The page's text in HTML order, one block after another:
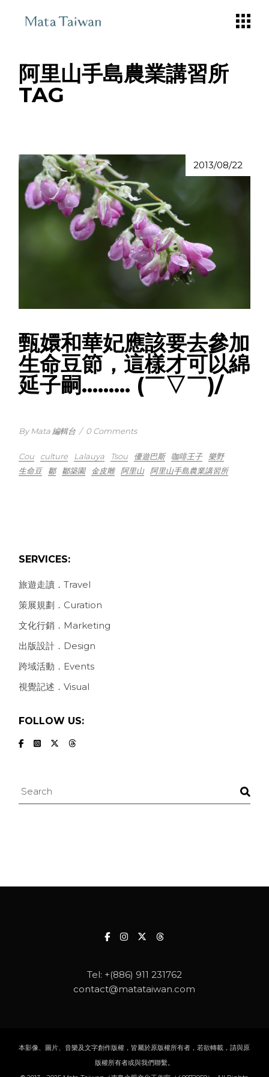
阿里山手島農業講習所
TAG
2013/08/22
甄嬛和華妃應該要去參加
生命豆節，這樣才可以綿
延子嗣……… (￣▽￣)/
By Mata 編輯台 / 0 Comments
Cou culture Lalauya Tsou 優遊巴斯 咖啡王子
樂野
生命豆
鄒 鄒築園 金皮雕 阿里山 阿里山手島農業講習所
SERVICES:
旅遊走讀．Travel
策展規劃．Curation
文化行銷．Marketing
出版設計．Design
跨域活動．Events
視覺記述．Visual
FOLLOW US:
Search
Tel: +(886) 911 231762
contact@matataiwan.com
本影像、圖片、音樂及文字創作版權，皆屬於原版權所有者，若欲轉載，請與原
版權所有者或與我們聯繫。